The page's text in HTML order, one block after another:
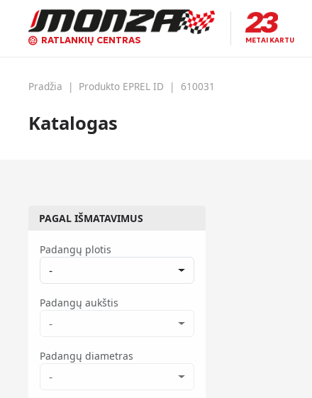
RATLANKIŲ CENTRAS METAI KARTU
Pradžia | Produkto EPREL ID | 610031
Katalogas
PAGAL IŠMATAVIMUS
Padangų plotis
-
Padangų aukštis
-
Padangų diametras
-